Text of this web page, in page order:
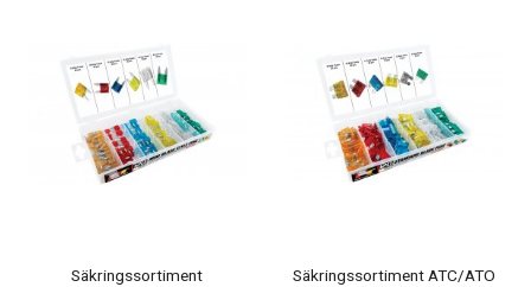
Säkringssortiment
Säkringssortiment ATC/ATO